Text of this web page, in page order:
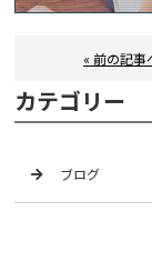
« 前の記事
カテゴリー
ブログ